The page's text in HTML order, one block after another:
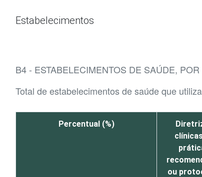
Estabelecimentos
B4 - ESTABELECIMENTOS DE SAÚDE,
Total de estabelecimentos de saúde que
Percentual (%)
ou